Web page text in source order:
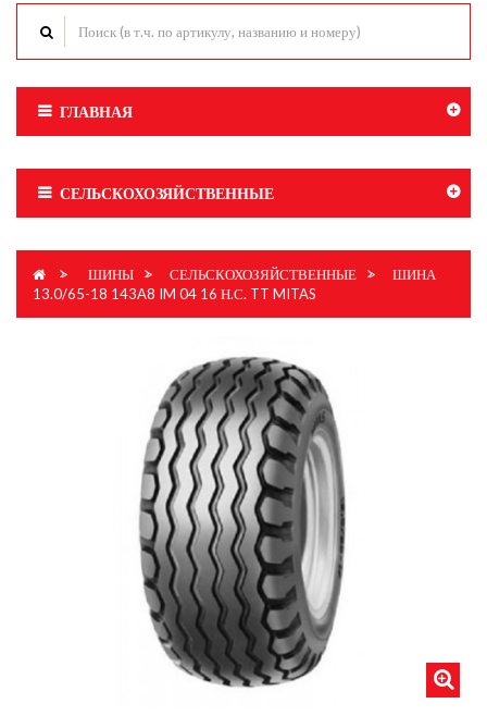
ГЛАВНАЯ
СЕЛЬСКОХОЗЯЙСТВЕННЫЕ
> ШИНЫ > СЕЛЬСКОХОЗЯЙСТВЕННЫЕ >
ШИНА
13.0/65-18 143A8 IM 04 16 Н.С. TT MITAS